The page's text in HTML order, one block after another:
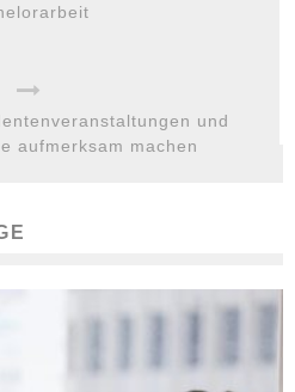
und
aufmerksam machen